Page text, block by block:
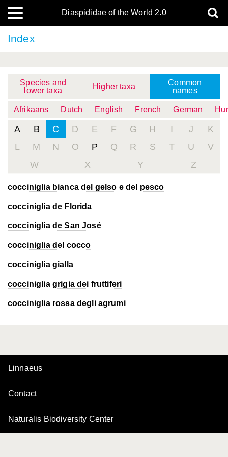
Diaspididae of the World 2.0
Index
Species and
lower taxa
Higher taxa
Common
names
Afrikaans Dutch English French German
A B C D E F G H I J
K
L
M N O P Q R S T U
V
W
X Y Z
cocciniglia bianca del gelso e del pesco
cocciniglia de Florida
cocciniglia de San José
cocciniglia del cocco
cocciniglia gialla
cocciniglia grigia dei fruttiferi
cocciniglia rossa degli agrumi
Linnaeus
Contact
Naturalis Biodiversity Center